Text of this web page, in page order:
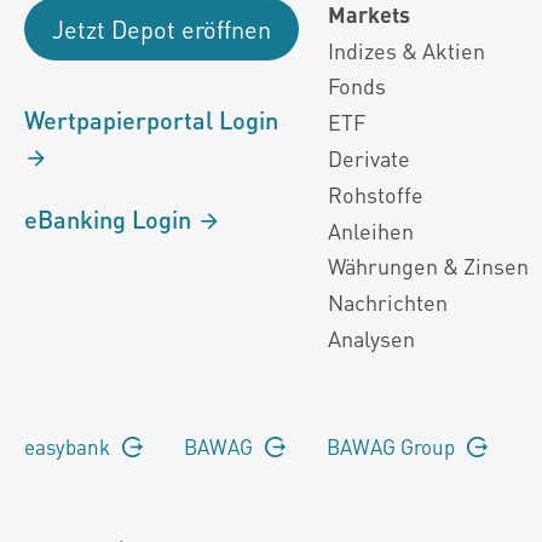
Jetzt Depot eröffnen
Wertpapierportal Login
eBanking Login
Markets
Indizes & Aktien
Fonds
ETF
Derivate
Rohstoffe
Anleihen
Währungen & Zinsen
Nachrichten
Analysen
easybank BAWAG BAWAG Group